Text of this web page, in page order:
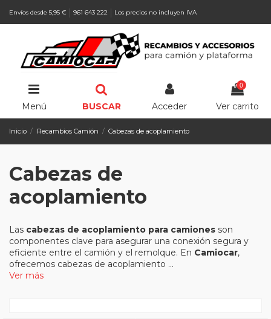
Envíos desde 5,95 € 961 643 222 Los precios no incluyen IVA
Menú BUSCAR Acceder
0
Ver carrito
Inicio Recambios Camión Cabezas de acoplamiento
Cabezas de
acoplamiento
Las cabezas de acoplamiento para camiones son
componentes clave para asegurar una conexión segura y
eficiente entre el camión y el remolque. En Camiocar,
ofrecemos cabezas de acoplamiento ...
Ver más